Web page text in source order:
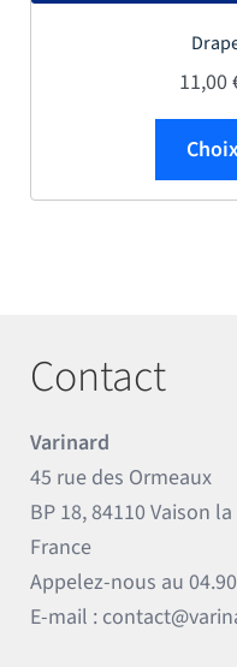
11,00
Contact
Varinard
45 rue des Ormeaux
BP 18, 84110 Vaison
France
Appelez-nous au
E-mail :